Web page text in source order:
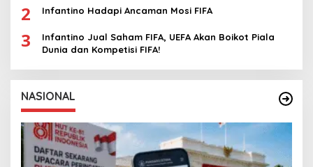
2 Infantino Hadapi Ancaman Mosi FIFA
3
Infantino Jual Saham FIFA, UEFA Akan Boikot Piala
Dunia dan Kompetisi FIFA!
NASIONAL